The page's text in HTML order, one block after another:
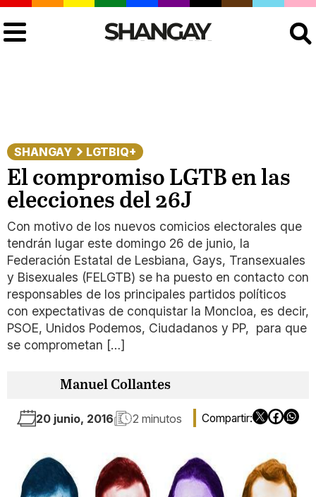
SHANGAY LGTBIQ+
El compromiso LGTB en las
elecciones del 26J
Con motivo de los nuevos comicios electorales que
tendrán lugar este domingo 26 de junio, la
Federación Estatal de Lesbiana, Gays, Transexuales
y Bisexuales (FELGTB) se ha puesto en contacto con
responsables de los principales partidos políticos
con expectativas de conquistar la Moncloa, es decir,
PSOE, Unidos Podemos, Ciudadanos y PP, para que
se comprometan […]
Manuel Collantes
20 junio, 2016 2 minutos